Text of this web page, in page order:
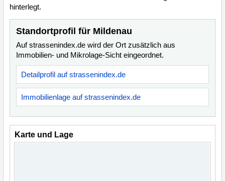
hinterlegt.
Standortprofil für Mildenau
Auf strassenindex.de wird der Ort zusätzlich aus
Immobilien- und Mikrolage-Sicht eingeordnet.
Detailprofil auf strassenindex.de
Immobilienlage auf strassenindex.de
Karte und Lage